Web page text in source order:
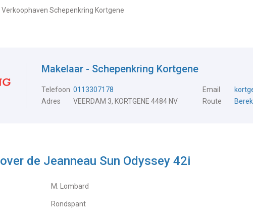
Verkoophaven Schepenkring Kortgene
Makelaar - Schepenkring Kortgene
Telefoon 0113307178 Email
Adres
VEERDAM 3, KORTGENE 4484 NV Route
de Jeanneau Sun Odyssey 42i
M. Lombard
Rondspant